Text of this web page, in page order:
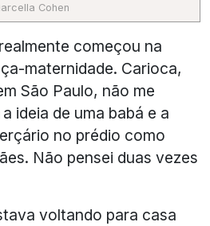
Cohen
começou na
maternidade. Carioca,
São Paulo, não me
ideia de uma babá e a
no prédio como
Não pensei duas vezes
voltando para casa